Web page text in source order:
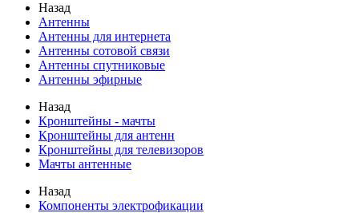
Назад
Антенны
Антенны для интернета
Антенны сотовой связи
Антенны спутниковые
Антенны эфирные
Назад
Кронштейны - мачты
Кронштейны для антенн
Кронштейны для телевизоров
Мачты антенные
Назад
Компоненты электрофикации